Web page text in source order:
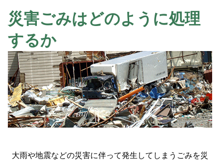
災害ごみはどのように処理
するか
大雨や地震などの災害に伴って発生してしまうごみを災